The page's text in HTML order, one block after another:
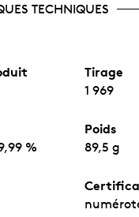
TECHNIQUES
Tirage
1 969
%
Poids
89,5 g